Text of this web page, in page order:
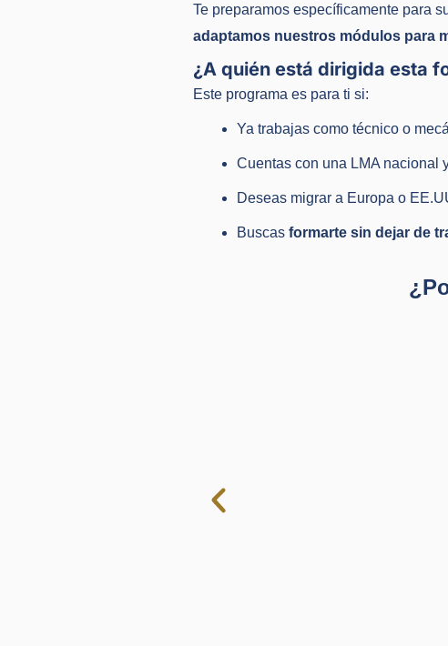
Te preparamos específicamente para
adaptamos nuestros módulos para
¿A quién está dirigida esta
Este programa es para ti si:
Ya trabajas como técnico o
Cuentas con una LMA nacional
Deseas migrar a Europa o
Buscas formarte sin dejar de